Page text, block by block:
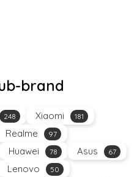
brand
248 Xiaomi 181
Realme 97
Huawei 78 Asus 67
Lenovo 50